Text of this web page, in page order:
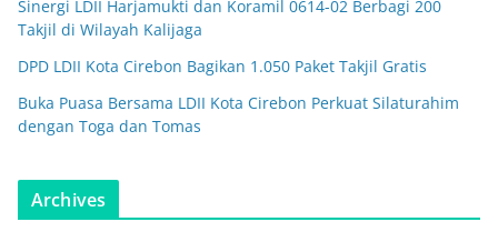
Sinergi LDII Harjamukti dan Koramil 0614-02 Berbagi 200
Takjil di Wilayah Kalijaga
DPD LDII Kota Cirebon Bagikan 1.050 Paket Takjil Gratis
Buka Puasa Bersama LDII Kota Cirebon Perkuat Silaturahim
dengan Toga dan Tomas
Archives